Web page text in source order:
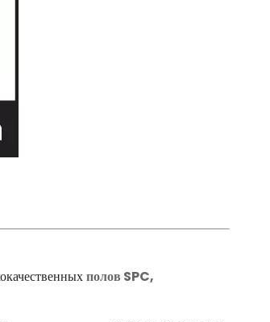
полов SPC,